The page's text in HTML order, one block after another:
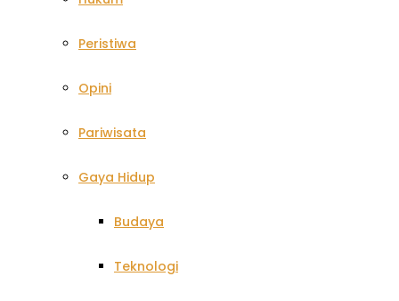
Peristiwa
Opini
Pariwisata
Gaya Hidup
Budaya
Teknologi